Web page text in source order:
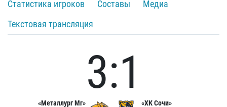
Статистика игроков
Составы
Медиа
Текстовая трансляция
«Металлург Мг»
3:1
«ХК Сочи»